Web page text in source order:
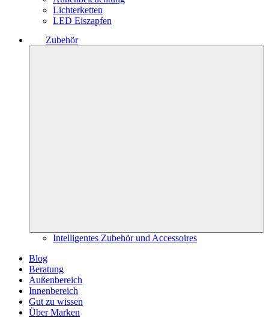
Lichterketten
LED Eiszapfen
Zubehör
Intelligentes Zubehör und Accessoires
Blog
Beratung
Außenbereich
Innenbereich
Gut zu wissen
Über Marken